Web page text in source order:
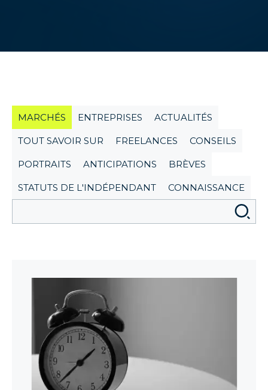
MARCHÉS ENTREPRISES ACTUALITÉS
TOUT SAVOIR SUR FREELANCES CONSEILS
PORTRAITS ANTICIPATIONS BRÈVES
STATUTS DE L'INDÉPENDANT CONNAISSANCE